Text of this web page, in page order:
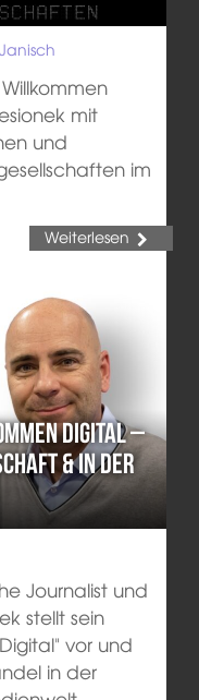
mit
und
im
Weiterlesen
Digital –
& in der
Journalist und
stellt sein
vor und
in der